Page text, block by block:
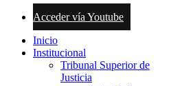
Acceder vía Youtube
Inicio
Institucional
Tribunal Superior de
Justicia